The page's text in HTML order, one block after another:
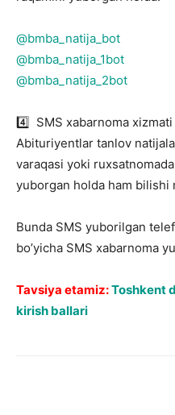
@bmba_natija_bot
@bmba_natija_1bot
@bmba_natija_2bot
4️⃣ SMS xabarnoma
Abituriyentlar tanlov
varaqasi yoki
yuborgan holda ham bilishi
Bunda SMS yuborilgan
bo’yicha SMS xabarnoma
Tavsiya etamiz:Toshkent
kirish ballari